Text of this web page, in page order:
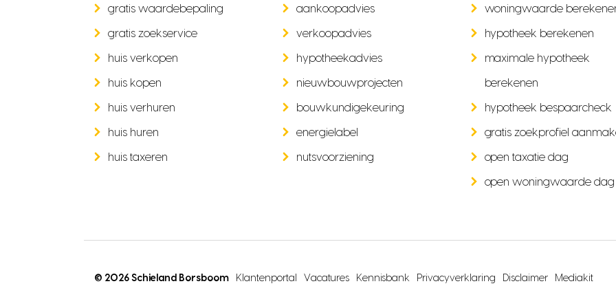
gratis waardebepaling
gratis zoekservice
huis verkopen
huis kopen
huis verhuren
huis huren
huis taxeren
aankoopadvies
verkoopadvies
hypotheekadvies
nieuwbouwprojecten
bouwkundigekeuring
energielabel
nutsvoorziening
woningwaarde
hypotheek berekenen
maximale hypotheek
berekenen
hypotheek bespaarcheck
gratis zoekprofiel
open taxatie dag
open woningwaarde dag
© 2026 Schieland Borsboom Klantenportal Vacatures Kennisbank Privacyverklaring Disclaimer Mediakit